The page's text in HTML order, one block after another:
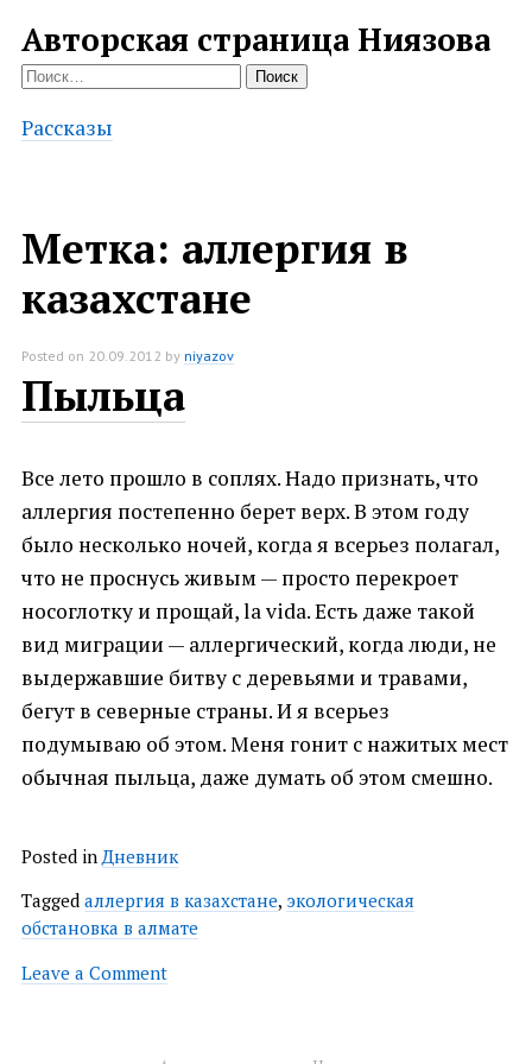
Авторская страница Ниязова
Найти:
Рассказы
Метка: аллергия в
казахстане
Posted on 20.09.2012 byniyazov
Пыльца
Все лето прошло в соплях. Надо признать, что
аллергия постепенно берет верх. В этом году
было несколько ночей, когда я всерьез полагал,
что не проснусь живым — просто перекроет
носоглотку и прощай, la vida. Есть даже такой
вид миграции — аллергический, когда люди, не
выдержавшие битву с деревьями и травами,
бегут в северные страны. И я всерьез
подумываю об этом. Меня гонит с нажитых мест
обычная пыльца, даже думать об этом смешно.
Posted in Дневник
Tagged аллергия в казахстане, экологическая
обстановка в алмате
Leave a Commenton